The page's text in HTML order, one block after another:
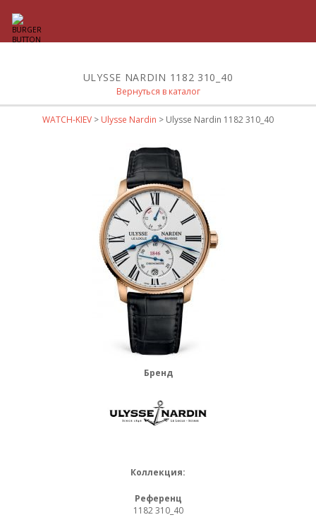
ULYSSE NARDIN 1182 310_40
Вернуться в каталог
WATCH-KIEV > Ulysse Nardin > Ulysse Nardin 1182 310_40
Бренд
Коллекция:
Референц
1182 310_40